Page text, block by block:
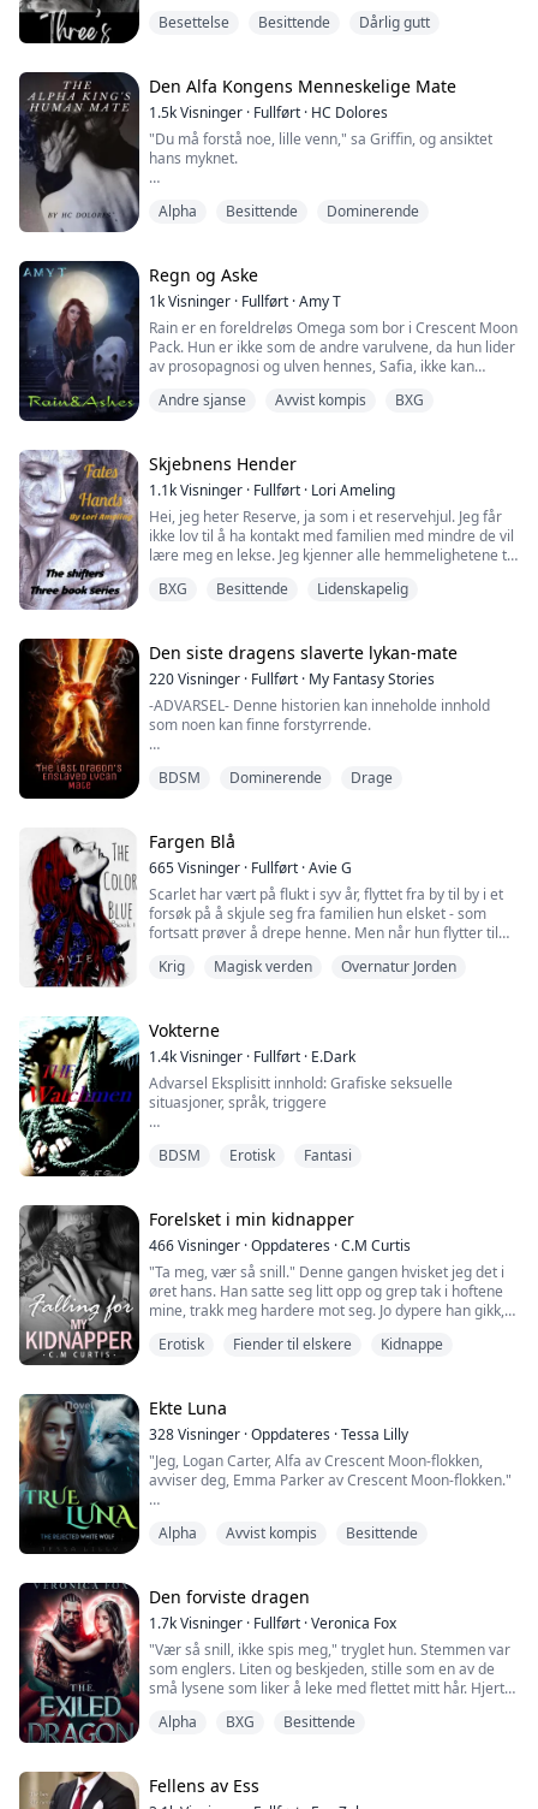
besettelse for hennes beskjedne personlighet...
for å overleve... selv om det betyr å gjøre noe hun vil
angre dypt på!
Mens hun fl...
Besettelse Besittende Dårlig gutt
Den Alfa Kongens Menneskelige Mate
1.5kVisninger · Fullført · HC Dolores
"Du må forstå noe, lille venn," sa Griffin, og ansiktet
hans myknet.
jeg følte denne tomheten inni meg. En del av meg
eget hjem."
Han brukte en av hendene sine til å stryke kinnet mitt,
og kriblinger spredte seg overalt.
"Jeg har ...
Alpha Besittende Dominerende
Regn og Aske
1kVisninger · Fullført ·Amy T
Rain er en foreldreløs Omega som bor i Crescent Moon
Pack. Hun er ikke som de andre varulvene, da hun lider
av prosopagnosi og ulven hennes, Safia, ikke kan
Månegudinnen fordi hun er den eneste overlevende
Når Rain fyller atten og finner sin sjelevenn, tror hun at
hun end...
Andre sjanse Avvist kompis BXG
Skjebnens Hender
1.1kVisninger · Fullført · Lori Ameling
Hei, jeg heter Reserve, ja som i et reservehjul. Jeg får
ikke lov til å ha kontakt med familien med mindre de vil
lære meg en lekse. Jeg kjenner alle hemmelighetene til
bare dra heller, jeg vil ikke forsvinne som mange jenter
natt på...
BXG Besittende Lidenskapelig
Den siste dragens slaverte lykan-mate
220Visninger · Fullført · My Fantasy Stories
-ADVARSEL- Denne historien kan inneholde innhold
som noen kan finne forstyrrende.
må du tilfredsstille meg på en annen måte."
iturevne stoffbitene til side. Visenya fikk panikk da hun
innså nøyaktig hva han antydet.
"La meg prøve igjen... med munnen. Jeg tror jeg k..."
"Stille!" Hans stemme ekk...
BDSM Dominerende Drage
Fargen Blå
665Visninger · Fullført ·Avie G
Scarlet har vært på flukt i syv år, flyttet fra by til by i et
forsøk på å skjule seg fra familien hun elsket - som
fortsatt prøver å drepe henne. Men når hun flytter til
morens regel nummer én, ikke få venner, blir satt på
flokken - usikker på o...
Krig Magisk verden Overnatur Jorden
Vokterne
1.4kVisninger · Fullført · E.Dark
Advarsel Eksplisitt innhold: Grafiske seksuelle
situasjoner, språk, triggere
Elicia Dewalt, en foreldreløs jente fra Texas uten noen
og det ser alltid ut til å lede tilbake til de fire kjekke
guttene på klubben hennes første natt i London.
Hva skjer når hele hen...
BDSM Erotisk Fantasi
Forelsket i min kidnapper
466Visninger ·Oppdateres ·C.M Curtis
"Ta meg, vær så snill." Denne gangen hvisket jeg det i
øret hans. Han satte seg litt opp og grep tak i hoftene
mine, trakk meg hardere mot seg. Jo dypere han gikk,
han holdt igjen. Kanskje var han redd for å skade meg.
Jeg så rett inn i øynen...
Erotisk Fiender til elskere Kidnappe
Ekte Luna
328Visninger ·Oppdateres ·Tessa Lilly
"Jeg, Logan Carter, Alfa av Crescent Moon-flokken,
avviser deg, Emma Parker av Crescent Moon-flokken."
jeg kunne kjenne smerten hans.
hennes, men hun nektet å vise det. De fleste ulver
faller på knærne av smerte. Jeg ville falle på knærne og
klore meg på brystet. Men det gjorde hun ikke...
Alpha Avvist kompis Besittende
Den forviste dragen
1.7kVisninger · Fullført ·Veronica Fox
"Vær så snill, ikke spis meg," tryglet hun. Stemmen var
som englers. Liten og beskjeden, stille som en av de
små lysene som liker å leke med flettet mitt hår. Hjertet
porselensansikt tittet frem. Saltet jeg luktet var fra
hennes tørkede tårer s...
Alpha BXG Besittende
Fellens av Ess